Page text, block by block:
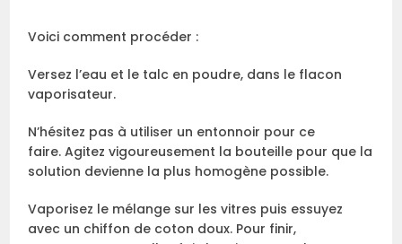
Voici comment procéder :
Versez l’eau et le talc en poudre, dans le flacon
vaporisateur.
N’hésitez pas à utiliser un entonnoir pour ce
faire. Agitez vigoureusement la bouteille pour que la
solution devienne la plus homogène possible.
Vaporisez le mélange sur les vitres puis essuyez
avec un chiffon de coton doux. Pour finir,